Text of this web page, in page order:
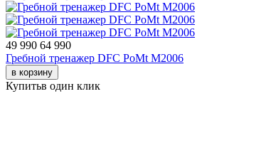
49 990 64 990
Гребной тренажер DFC PoMt M2006
в корзину
Купитьв один клик